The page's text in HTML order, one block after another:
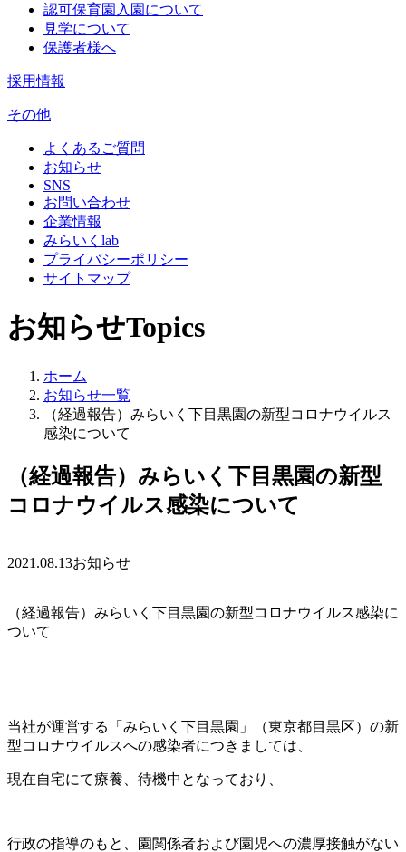
認可保育園入園について
見学について
保護者様へ
採用情報
その他
よくあるご質問
お知らせ
SNS
お問い合わせ
企業情報
みらいくlab
プライバシーポリシー
サイトマップ
お知らせTopics
ホーム
お知らせ一覧
（経過報告）みらいく下目黒園の新型コロナウイルス
感染について
（経過報告）みらいく下目黒園の新型
コロナウイルス感染について
2021.08.13お知らせ
（経過報告）みらいく下目黒園の新型コロナウイルス感染に
ついて
当社が運営する「みらいく下目黒園」（東京都目黒区）の新
型コロナウイルスへの感染者につきましては、
現在自宅にて療養、待機中となっており、
行政の指導のもと、園関係者および園児への濃厚接触がない